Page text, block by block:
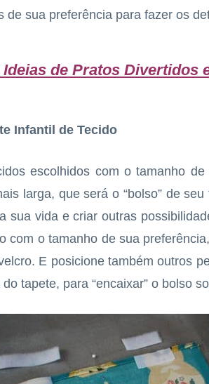
de sua preferência para fazer os
Ideias de Pratos Divertidos
Infantil de Tecido
escolhidos com o tamanho
larga, que será o “bolso” de
sua vida e criar outras
com o tamanho de sua
E posicione também outros
tapete, para “encaixar” o bolso